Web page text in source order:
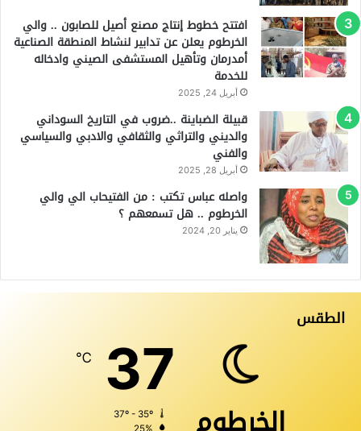
افتتح خطوط إنتاج مصنع أصيل للصابون .. والي
الخرطوم يعلن عن تدابير لنشاط المنطقة الصناعية
أمدرمان وتأهيل المستشفى الصيني وادخاله
للخدمة
أبريل 24, 2025
قبيلة الضباينة ..ضروب في التاريخ السوداني
والديني والتراثي والثقافي والادبي والسياسي
والفني
أبريل 28, 2025
واصله عباس تكتب : من الفتيحاب الي والي
الخرطوم .. هل تسمعهم ؟
يناير 20, 2024
الطقس
37
℃
25%